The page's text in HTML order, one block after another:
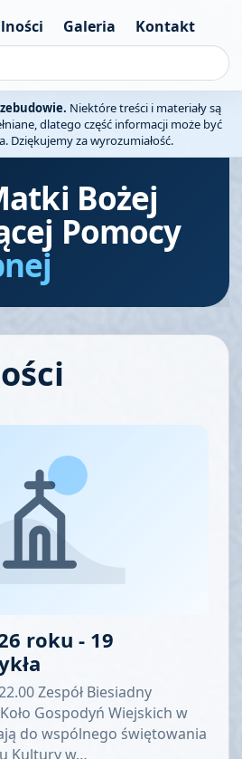
Galeria Kontakt
Niektóre treści i materiały są
dlatego część informacji może być
Dziękujemy za wyrozumiałość.
Bożej
Pomocy
roku - 19
Zespół Biesiadny
Gospodyń Wiejskich w
do wspólnego świętowania
Kultury w…